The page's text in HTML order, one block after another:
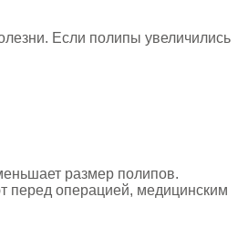
Если полипы увеличились
размер полипов.
перед операцией, медицинским